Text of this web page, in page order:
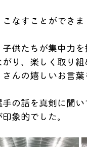
なすことができま
供たちが集中力
り、楽しく取り
んの嬉しいお言葉
の話を真剣に聞
象的でした。